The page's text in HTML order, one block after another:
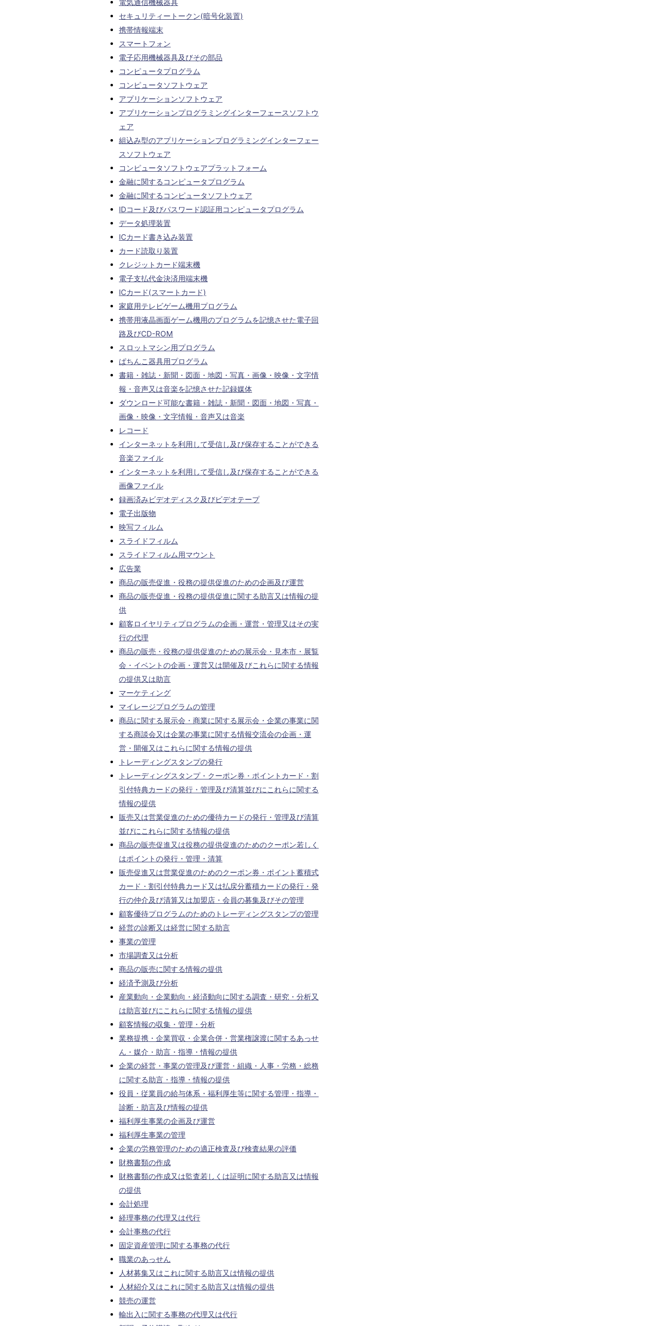
電気通信機械器具
セキュリティートークン(暗号化装置)
携帯情報端末
スマートフォン
電子応用機械器具及びその部品
コンピュータプログラム
コンピュータソフトウェア
アプリケーションソフトウェア
アプリケーションプログラミングインターフェースソフトウ
ェア
組込み型のアプリケーションプログラミングインターフェー
スソフトウェア
コンピュータソフトウェアプラットフォーム
金融に関するコンピュータプログラム
金融に関するコンピュータソフトウェア
IDコード及びパスワード認証用コンピュータプログラム
データ処理装置
ICカード書き込み装置
カード読取り装置
クレジットカード端末機
電子支払代金決済用端末機
ICカード(スマートカード)
家庭用テレビゲーム機用プログラム
携帯用液晶画面ゲーム機用のプログラムを記憶させた電子回
路及びCD-ROM
スロットマシン用プログラム
ぱちんこ器具用プログラム
書籍・雑誌・新聞・図面・地図・写真・画像・映像・文字情
報・音声又は音楽を記憶させた記録媒体
ダウンロード可能な書籍・雑誌・新聞・図面・地図・写真・
画像・映像・文字情報・音声又は音楽
レコード
インターネットを利用して受信し及び保存することができる
音楽ファイル
インターネットを利用して受信し及び保存することができる
画像ファイル
録画済みビデオディスク及びビデオテープ
電子出版物
映写フィルム
スライドフィルム
スライドフィルム用マウント
広告業
商品の販売促進・役務の提供促進のための企画及び運営
商品の販売促進・役務の提供促進に関する助言又は情報の提
供
顧客ロイヤリティプログラムの企画・運営・管理又はその実
行の代理
商品の販売・役務の提供促進のための展示会・見本市・展覧
会・イベントの企画・運営又は開催及びこれらに関する情報
の提供又は助言
マーケティング
マイレージプログラムの管理
商品に関する展示会・商業に関する展示会・企業の事業に関
する商談会又は企業の事業に関する情報交流会の企画・運
営・開催又はこれらに関する情報の提供
トレーディングスタンプの発行
トレーディングスタンプ・クーポン券・ポイントカード・割
引付特典カードの発行・管理及び清算並びにこれらに関する
情報の提供
販売又は営業促進のための優待カードの発行・管理及び清算
並びにこれらに関する情報の提供
商品の販売促進又は役務の提供促進のためのクーポン若しく
はポイントの発行・管理・清算
販売促進又は営業促進のためのクーポン券・ポイント蓄積式
カード・割引付特典カード又は払戻分蓄積カードの発行・発
行の仲介及び清算又は加盟店・会員の募集及びその管理
顧客優待プログラムのためのトレーディングスタンプの管理
経営の診断又は経営に関する助言
事業の管理
市場調査又は分析
商品の販売に関する情報の提供
経済予測及び分析
産業動向・企業動向・経済動向に関する調査・研究・分析又
は助言並びにこれらに関する情報の提供
顧客情報の収集・管理・分析
業務提携・企業買収・企業合併・営業権譲渡に関するあっせ
ん・媒介・助言・指導・情報の提供
企業の経営・事業の管理及び運営・組織・人事・労務・総務
に関する助言・指導・情報の提供
役員・従業員の給与体系・福利厚生等に関する管理・指導・
診断・助言及び情報の提供
福利厚生事業の企画及び運営
福利厚生事業の管理
企業の労務管理のための適正検査及び検査結果の評価
財務書類の作成
財務書類の作成又は監査若しくは証明に関する助言又は情報
の提供
会計処理
経理事務の代理又は代行
会計事務の代行
固定資産管理に関する事務の代行
職業のあっせん
人材募集又はこれに関する助言又は情報の提供
人材紹介又はこれに関する助言又は情報の提供
競売の運営
輸出入に関する事務の代理又は代行